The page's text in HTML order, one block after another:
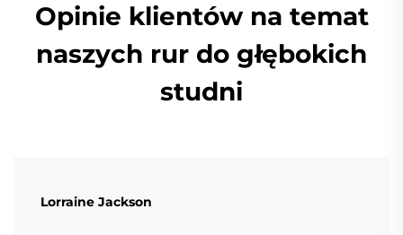
Opinie klientów na temat
naszych rur do głębokich
studni
Lorraine Jackson